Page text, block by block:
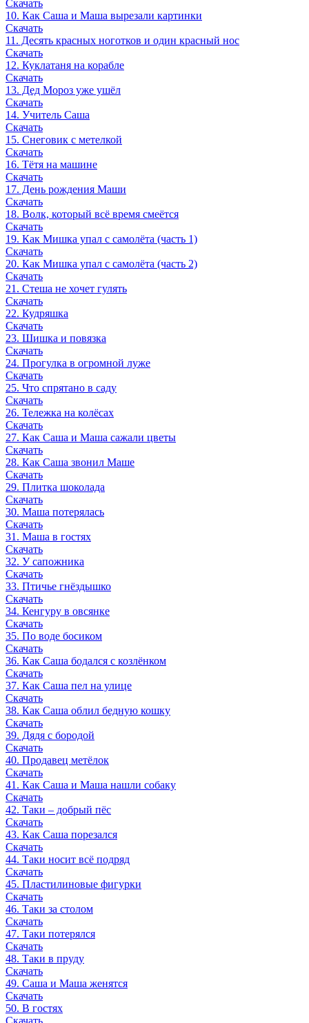
Скачать
10. Как Саша и Маша вырезали картинки
Скачать
11. Десять красных ноготков и один красный нос
Скачать
12. Куклатаня на корабле
Скачать
13. Дед Мороз уже ушёл
Скачать
14. Учитель Саша
Скачать
15. Снеговик с метелкой
Скачать
16. Тётя на машине
Скачать
17. День рождения Маши
Скачать
18. Волк, который всё время смеётся
Скачать
19. Как Мишка упал с самолёта (часть 1)
Скачать
20. Как Мишка упал с самолёта (часть 2)
Скачать
21. Стеша не хочет гулять
Скачать
22. Кудряшка
Скачать
23. Шишка и повязка
Скачать
24. Прогулка в огромной луже
Скачать
25. Что спрятано в саду
Скачать
26. Тележка на колёсах
Скачать
27. Как Саша и Маша сажали цветы
Скачать
28. Как Саша звонил Маше
Скачать
29. Плитка шоколада
Скачать
30. Маша потерялась
Скачать
31. Маша в гостях
Скачать
32. У сапожника
Скачать
33. Птичье гнёздышко
Скачать
34. Кенгуру в овсянке
Скачать
35. По воде босиком
Скачать
36. Как Саша бодался с козлёнком
Скачать
37. Как Саша пел на улице
Скачать
38. Как Саша облил бедную кошку
Скачать
39. Дядя с бородой
Скачать
40. Продавец метёлок
Скачать
41. Как Саша и Маша нашли собаку
Скачать
42. Таки – добрый пёс
Скачать
43. Как Саша порезался
Скачать
44. Таки носит всё подряд
Скачать
45. Пластилиновые фигурки
Скачать
46. Таки за столом
Скачать
47. Таки потерялся
Скачать
48. Таки в пруду
Скачать
49. Саша и Маша женятся
Скачать
50. В гостях